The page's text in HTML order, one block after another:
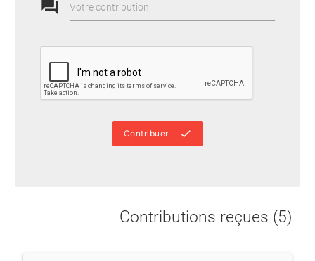
forum Votre contribution
done
Contribuer
Contributions reçues (5)